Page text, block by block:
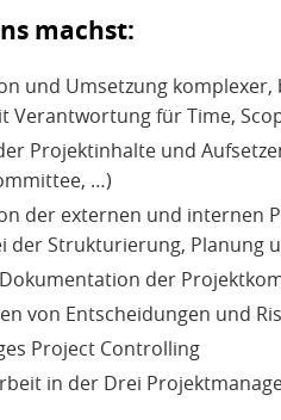
machst:
und Umsetzung
Verantwortung für Time,
Projektinhalte und
…)
der externen und internen
der Strukturierung, Planung
der
von Entscheidungen und
Project Controlling
in der Drei